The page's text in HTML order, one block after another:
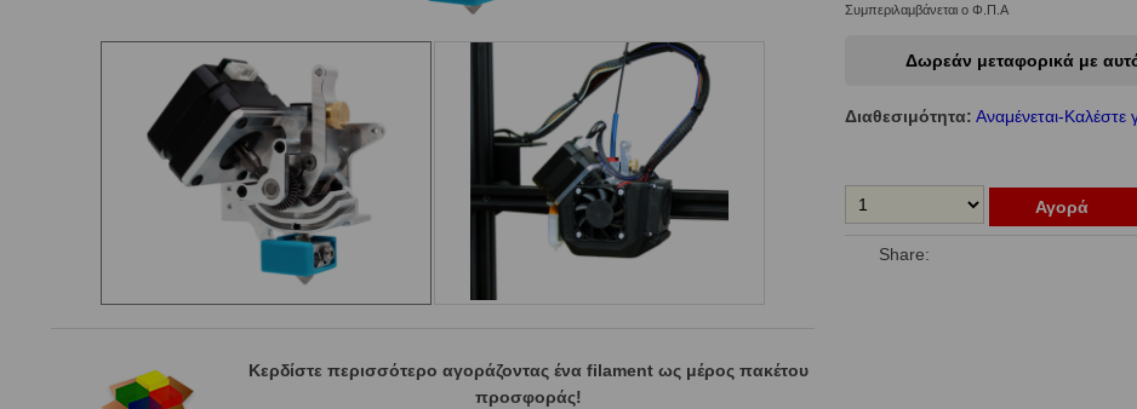
Κερδίστε περισσότερο αγοράζοντας ένα filament ως μέρος πακέτου
προσφοράς!
Συμπεριλαμβάνεται ο Φ.Π.Α
Δωρεάν μεταφορικά με
Διαθεσιμότητα: Αναμένεται-Καλέστε
Αγορά
Share: